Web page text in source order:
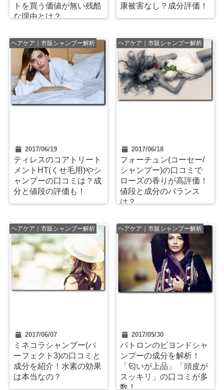
トを買う価値が無い残酷
な理由とは？
康被害なし？成分評価！
ヘアケア｜市販シャンプー解析
2017/06/19
ティレスのコアトリート
メントHT(くせ毛用)やシ
ャンプーの口コミは？成
分と値段の評価も！
ヘアケア｜市販シャンプー解析
2017/06/18
フォーチュン(コーセー/
シャンプー)の口コミで
ローズの香りが高評価！
値段と成分のバランス
は？
ヘアケア｜市販シャンプー解析
2017/06/07
ミネコラシャンプー(パ
ーフェクト3)の口コミと
成分を紹介！水素の効果
は本当なの？
ヘアケア｜市販シャンプー解析
2017/05/30
パトロンのビヨンドシャ
ンプーの成分を解析！
「匂いが上品」「頭皮が
スッキリ」の口コミが多
数！